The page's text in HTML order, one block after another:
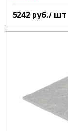
5242 руб./ шт